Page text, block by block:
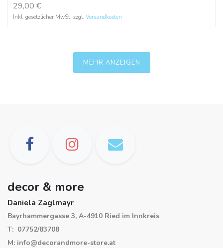
29,00 €
Inkl. gesetzlicher MwSt. zzgl. Versandkosten
MEHR ANZEIGEN
decor & more
Daniela Zaglmayr
Bayrhammergasse 3, A-4910 Ried im Innkreis
T: 07752/83708
M: info@decorandmore-store.at